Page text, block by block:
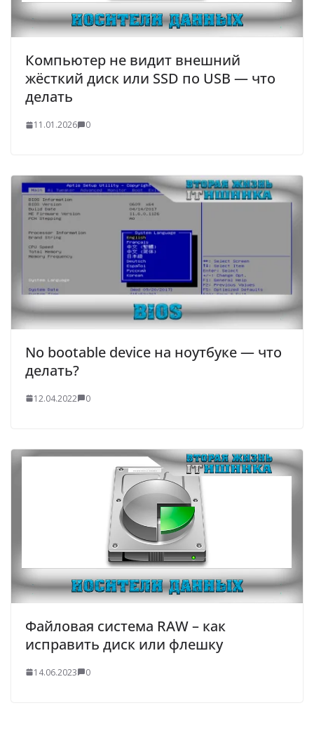
Компьютер не видит внешний
жёсткий диск или SSD по USB — что
делать
11.01.2026 0
No bootable device на ноутбуке — что
делать?
12.04.2022 0
Файловая система RAW – как
исправить диск или флешку
14.06.2023 0